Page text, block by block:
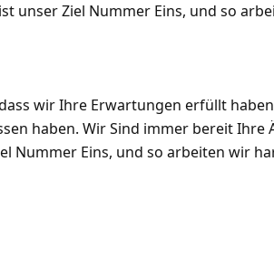
unser Ziel Nummer Eins, und so
wir Ihre Erwartungen erfüllt
haben. Wir Sind immer bereit Ihre
Nummer Eins, und so arbeiten wir